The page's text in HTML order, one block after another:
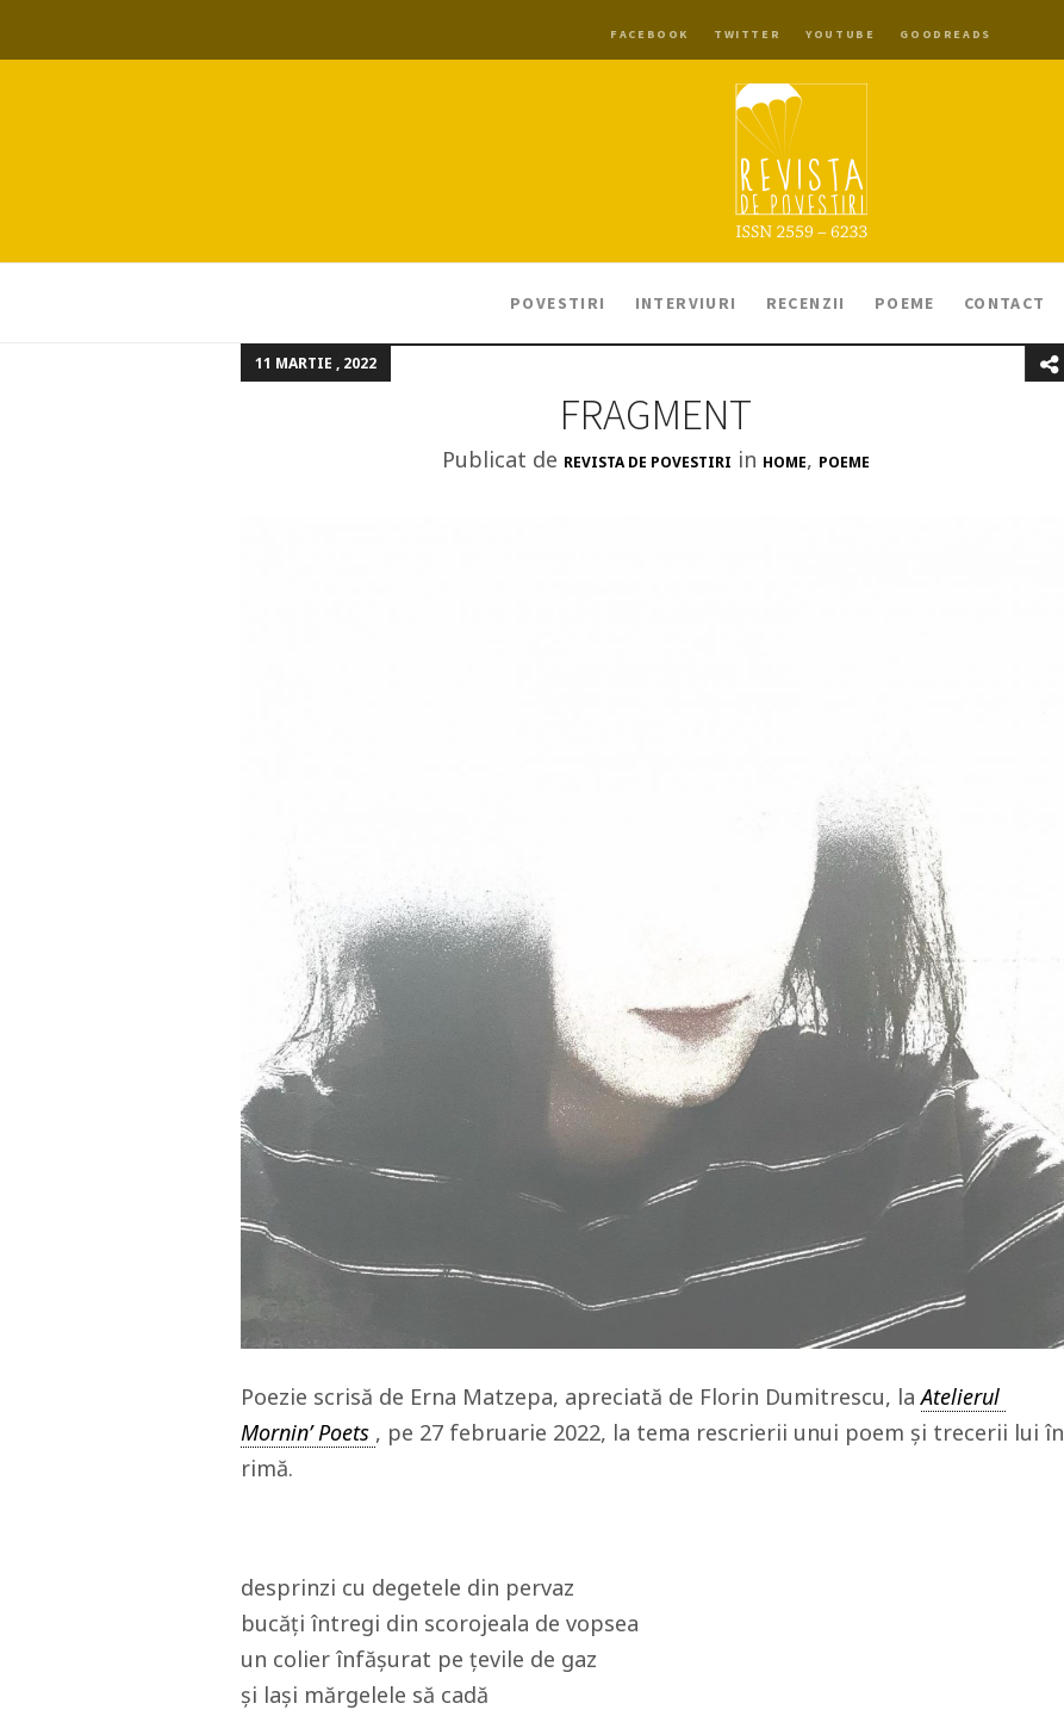
FACEBOOK TWITTER YOUTUBE GOODREADS
POVESTIRI INTERVIURI RECENZII POEME CONTACT
11 MARTIE , 2022
FRAGMENT
Publicat de REVISTA DE POVESTIRI in HOME, POEME
Poezie scrisă de Erna Matzepa, apreciată de Florin Dumitrescu, laAtelierul
Mornin’ Poets , pe 27 februarie 2022, la tema rescrierii unui poem și trecerii lui în
rimă.
desprinzi cu degetele din pervaz
bucăți întregi din scorojeala de vopsea
un colier înfășurat pe țevile de gaz
și lași mărgelele să cadă